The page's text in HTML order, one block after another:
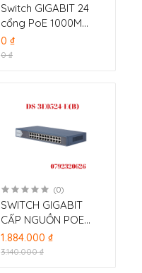
Switch GIGABIT 24
cổng PoE 1000M
HIKVISION DS-
3E0526P-E
0 ₫
0 ₫
(0)
SWITCH GIGABIT
CẤP NGUỒN POE
CHUYÊN DỤNG 24
PORT HIKVISION DS-
1.884.000 ₫
3.140.000 ₫